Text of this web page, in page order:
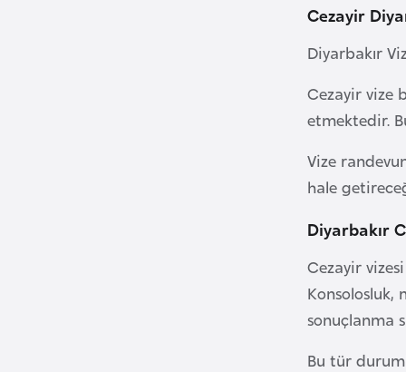
Cezayir
Diyarbakır
Cezayir vize
etmektedir.
Vize
hale
Diyarbakır
Cezayir
sonuçlanma
Bu tür